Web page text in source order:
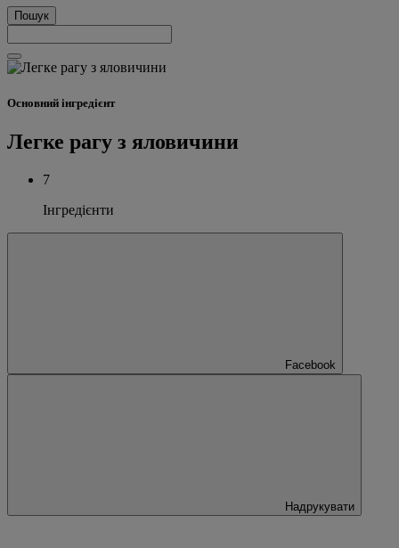
Пошук
Основний інгредієнт
Легке рагу з яловичини
7
Інгредієнти
Facebook
Надрукувати